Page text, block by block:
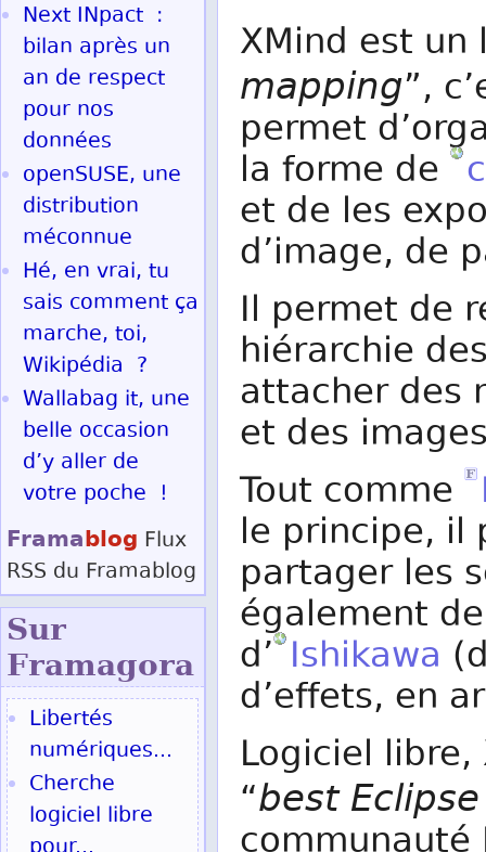
XMind est un
mapping”,
permet
la forme de
et de les
d’image, de
Il permet de
hiérarchie
attacher des
et des
Tout comme
le principe, il
partager les
également
d’ Ishikawa
d’effets, en
Logiciel
“best
Next INpact :
bilan après un
an de respect
pour nos
données
openSUSE, une
distribution
méconnue
Hé, en vrai, tu
sais comment ça
marche, toi,
Wikipédia ?
Wallabag it, une
belle occasion
d’y aller de
votre poche !
Framablog Flux
RSS du Framablog
Sur
Framagora
Libertés
numériques...
Cherche
logiciel libre